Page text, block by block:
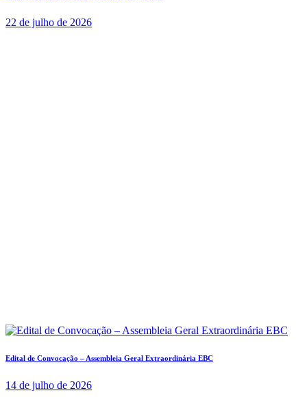
22 de julho de 2026
Edital de Convocação – Assembleia Geral Extraordinária EBC
14 de julho de 2026